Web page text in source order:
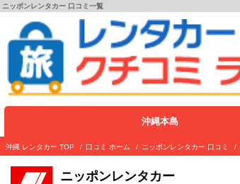
ニッポンレンタカー 口コミ一覧
沖縄本島
沖縄 レンタカー TOP 口コミ ホーム ニッポンレンタカー 口コミ
ニッポンレンタカー